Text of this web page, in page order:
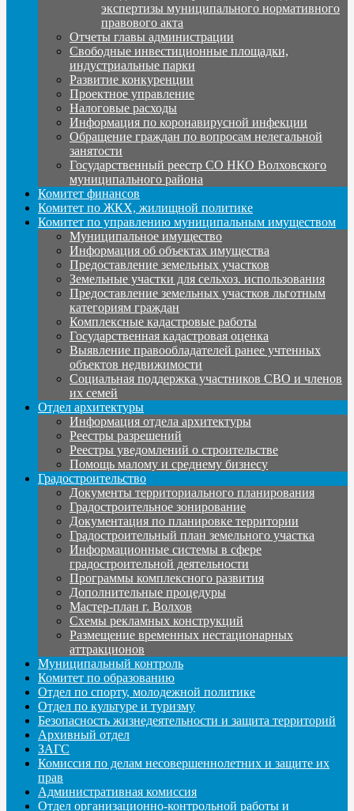
экспертизы муниципального нормативного
правового акта
Отчеты главы администрации
Свободные инвестиционные площадки,
индустриальные парки
Развитие конкуренции
Проектное управление
Налоговые расходы
Информация по коронавирусной инфекции
Обращение граждан по вопросам нелегальной
занятости
Государственный реестр СО НКО Волховского
муниципального района
Комитет финансов
Комитет по ЖКХ, жилищной политике
Комитет по управлению муниципальным имуществом
Муниципальное имущество
Информация об объектах имущества
Предоставление земельных участков
Земельные участки для сельхоз. использования
Предоставление земельных участков льготным
категориям граждан
Комплексные кадастровые работы
Государственная кадастровая оценка
Выявление правообладателей ранее учтенных
объектов недвижимости
Социальная поддержка участников СВО и членов
их семей
Отдел архитектуры
Информация отдела архитектуры
Реестры разрешений
Реестры уведомлений о строительстве
Помощь малому и среднему бизнесу
Градостроительство
Документы территориального планирования
Градостроительное зонирование
Документация по планировке территории
Градостроительный план земельного участка
Информационные системы в сфере
градостроительной деятельности
Программы комплексного развития
Дополнительные процедуры
Мастер-план г. Волхов
Схемы рекламных конструкций
Размещение временных нестационарных
аттракционов
Муниципальный контроль
Комитет по образованию
Отдел по спорту, молодежной политике
Отдел по культуре и туризму
Безопасность жизнедеятельности и защита территорий
Архивный отдел
ЗАГС
Комиссия по делам несовершеннолетних и защите их
прав
Административная комиссия
Отдел организационно-контрольной работы и